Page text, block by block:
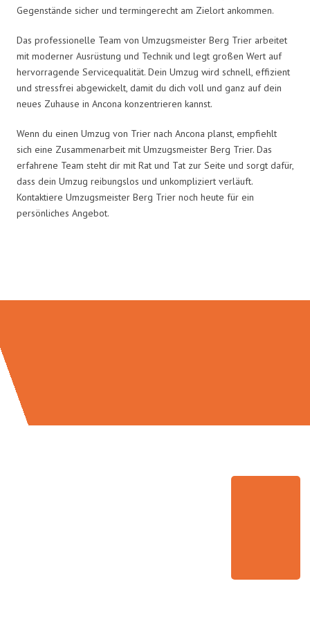
Gegenstände sicher und termingerecht am Zielort ankommen.
Das professionelle Team von Umzugsmeister Berg Trier arbeitet
mit moderner Ausrüstung und Technik und legt großen Wert auf
hervorragende Servicequalität. Dein Umzug wird schnell, effizient
und stressfrei abgewickelt, damit du dich voll und ganz auf dein
neues Zuhause in Ancona konzentrieren kannst.
Wenn du einen Umzug von Trier nach Ancona planst, empfiehlt
sich eine Zusammenarbeit mit Umzugsmeister Berg Trier. Das
erfahrene Team steht dir mit Rat und Tat zur Seite und sorgt dafür,
dass dein Umzug reibungslos und unkompliziert verläuft.
Kontaktiere Umzugsmeister Berg Trier noch heute für ein
persönliches Angebot.